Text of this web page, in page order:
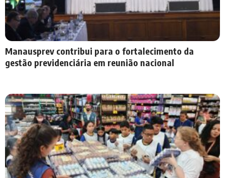
Manausprev contribui para o fortalecimento da
gestão previdenciária em reunião nacional